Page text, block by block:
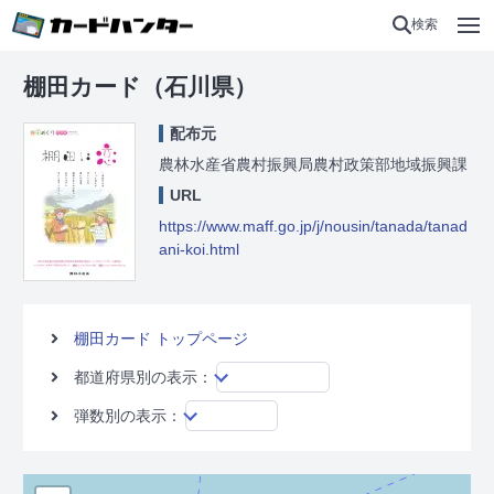
検索
棚田カード（石川県）
配布元
農林水産省農村振興局農村政策部地域振興課
URL
https://www.maff.go.jp/j/nousin/tanada/tanad
ani-koi.html
棚田カード トップページ
都道府県別の表示：
弾数別の表示：